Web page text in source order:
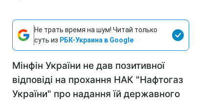
Не трать время на шум! Читай только
суть из РБК-Украина в Google
Мінфін України не дав позитивної
відповіді на прохання НАК "Нафтогаз
України" про надання їй державного